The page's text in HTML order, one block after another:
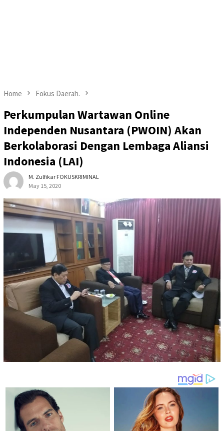
Home Fokus Daerah.
Perkumpulan Wartawan Online
Independen Nusantara (PWOIN) Akan
Berkolaborasi Dengan Lembaga Aliansi
Indonesia (LAI)
M. Zulfikar FOKUSKRIMINAL
May 15, 2020